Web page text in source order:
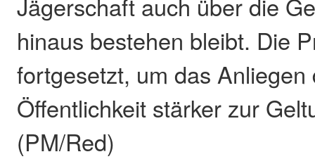
Jägerschaft auch über die
hinaus bestehen bleibt. Die
fortgesetzt, um das
Öffentlichkeit stärker zur
(PM/Red)